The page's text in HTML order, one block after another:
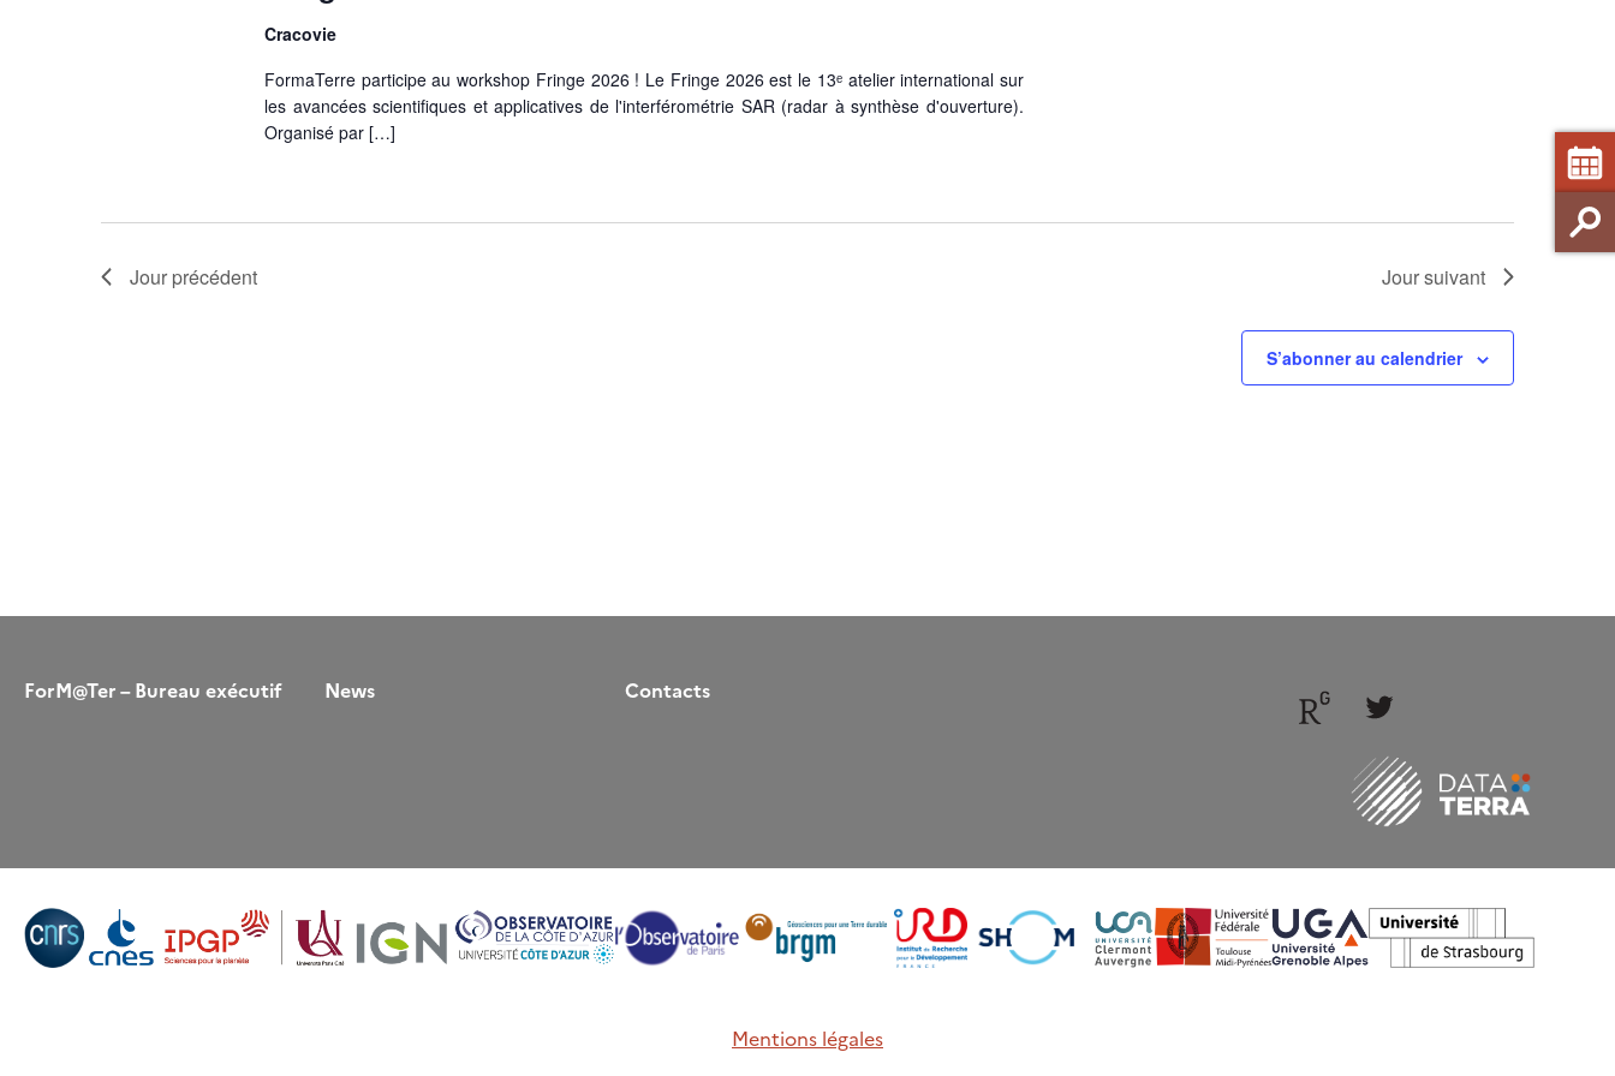
Cracovie
FormaTerre participe au workshop Fringe 2026 ! Le Fringe 2026 est le 13ᵉ atelier international sur
les avancées scientifiques et applicatives de l'interférométrie SAR (radar à synthèse d'ouverture).
Organisé par […]
Jour précédent Jour suivant
S’abonner au calendrier
ForM@Ter – Bureau exécutif News Contacts Follow
Mentions légales